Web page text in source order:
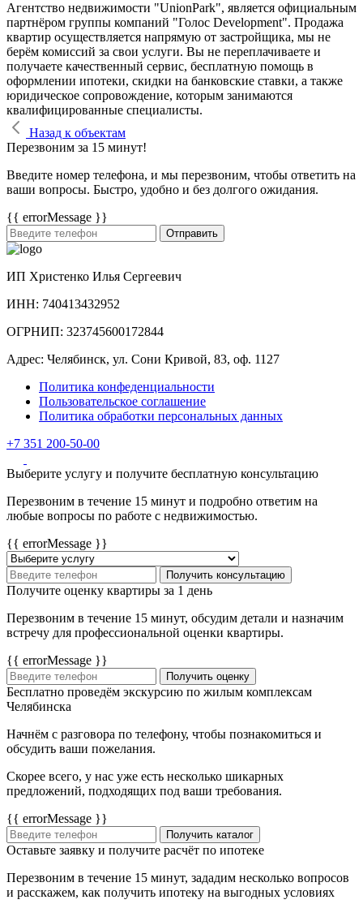
Агентство недвижимости "UnionPark", является официальным
партнёром группы компаний "Голос Development". Продажа
квартир осуществляется напрямую от застройщика, мы не
берём комиссий за свои услуги. Вы не переплачиваете и
получаете качественный сервис, бесплатную помощь в
оформлении ипотеки, скидки на банковские ставки, а также
юридическое сопровождение, которым занимаются
квалифицированные специалисты.
Назад к объектам
Перезвоним за 15 минут!
Введите номер телефона, и мы перезвоним, чтобы ответить на
ваши вопросы. Быстро, удобно и без долгого ожидания.
{{ errorMessage }}
Отправить
ИП Христенко Илья Сергеевич
ИНН: 740413432952
ОГРНИП: 323745600172844
Адрес: Челябинск, ул. Сони Кривой, 83, оф. 1127
Политика конфеденциальности
Пользовательское соглашение
Политика обработки персональных данных
+7 351 200-50-00
Выберите услугу и получите бесплатную консультацию
Перезвоним в течение 15 минут и подробно ответим на
любые вопросы по работе с недвижимостью.
{{ errorMessage }}
Получить консультацию
Получите оценку квартиры за 1 день
Перезвоним в течение 15 минут, обсудим детали и назначим
встречу для профессиональной оценки квартиры.
{{ errorMessage }}
Получить оценку
Бесплатно проведём экскурсию по жилым комплексам
Челябинска
Начнём с разговора по телефону, чтобы познакомиться и
обсудить ваши пожелания.
Скорее всего, у нас уже есть несколько шикарных
предложений, подходящих под ваши требования.
{{ errorMessage }}
Получить каталог
Оставьте заявку и получите расчёт по ипотеке
Перезвоним в течение 15 минут, зададим несколько вопросов
и расскажем, как получить ипотеку на выгодных условиях